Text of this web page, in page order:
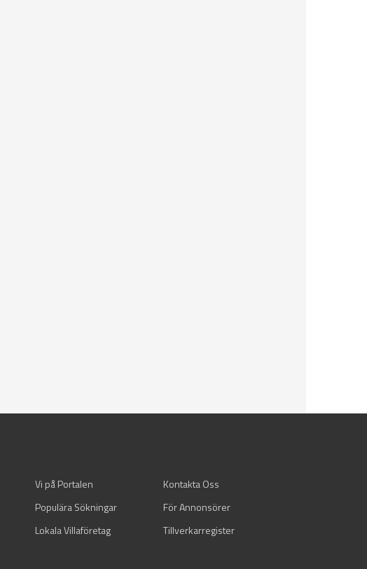
Vi på Portalen
Kontakta Oss
Populära Sökningar
För Annonsörer
Lokala Villaföretag Tillverkarregister